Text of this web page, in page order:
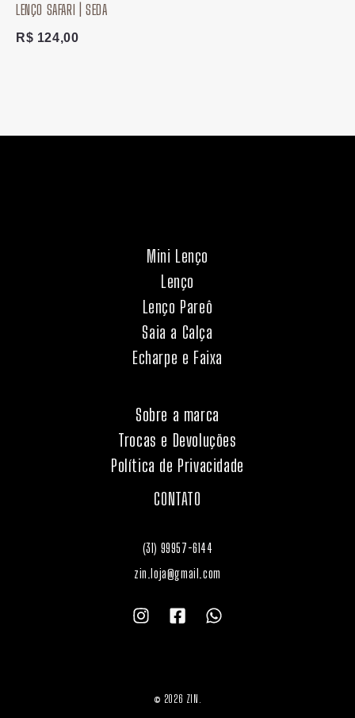
LENÇO SAFARI | SEDA
R$ 124,00
Mini Lenço
Lenço
Lenço Pareô
Saia a Calça
Echarpe e Faixa
Sobre a marca
Trocas e Devoluções
Política de Privacidade
CONTATO
(31) 99957-6144
zin.loja@gmail.com
© 2026 ZIN.